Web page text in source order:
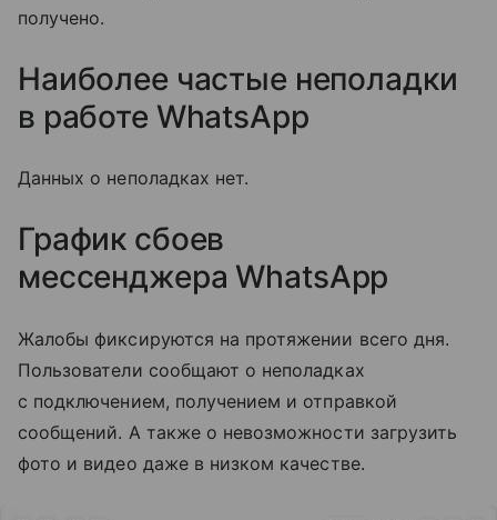
получено.
Наиболее частые неполадки
в работе WhatsApp
Данных о неполадках нет.
График сбоев
мессенджера WhatsApp
Жалобы фиксируются на протяжении всего дня.
Пользователи сообщают о неполадках
с подключением, получением и отправкой
сообщений. А также о невозможности загрузить
фото и видео даже в низком качестве.